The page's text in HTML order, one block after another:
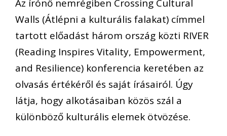
Az írónő nemrégiben Crossing Cultural
Walls (Átlépni a kulturális falakat) címmel
tartott előadást három ország közti RIVER
(Reading Inspires Vitality, Empowerment,
and Resilience) konferencia keretében az
olvasás értékéről és saját írásairól. Úgy
látja, hogy alkotásaiban közös szál a
különböző kulturális elemek ötvözése.